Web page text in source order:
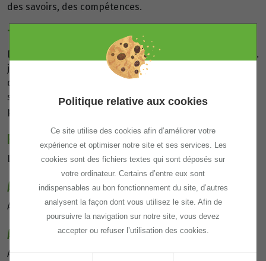
des savoirs, des compétences.
TON PARCOURS EN QUELQUES MOTS :
Durant mes études j'ai été hôtesse de caisse et serveuse.
j'ai fais de l'alternance pour obtenir mon BTS assistante
de gestion dans le BTP, j'ai travaillé dans plusieurs
secteurs activité, à tout poste : secrétaire, assistante
prospection ou encore assistante de gestion.
REZ’UP C’EST QUOI POUR TOI :
La clé du succès.
AVANT REZ'UP :
Aline, 31 ans, jeune maman.
APRES REZ'UP :
Aline, jeune maman de 31 ans et gérante de l'entreprise
Politique relative aux cookies
Ce site utilise des cookies afin d’améliorer votre
expérience et optimiser notre site et ses services. Les
cookies sont des fichiers textes qui sont déposés sur
votre ordinateur. Certains d’entre eux sont
indispensables au bon fonctionnement du site, d’autres
analysent la façon dont vous utilisez le site. Afin de
poursuivre la navigation sur notre site, vous devez
accepter ou refuser l’utilisation des cookies.